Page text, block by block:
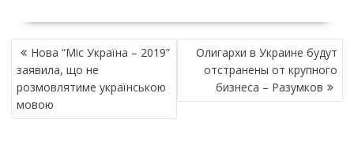
e
b
o
k
itt
er
ai
l
ді
л
т
и
НАВІГАЦІЯ
ЗАПИСІВ
Нова “Міс Україна – 2019”
заявила, що не
розмовлятиме українською
мовою
Олигархи в Украине будут
отстранены от крупного
бизнеса – Разумков